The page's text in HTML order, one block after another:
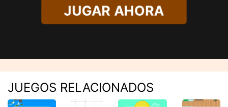
JUGAR AHORA
JUEGOS RELACIONADOS